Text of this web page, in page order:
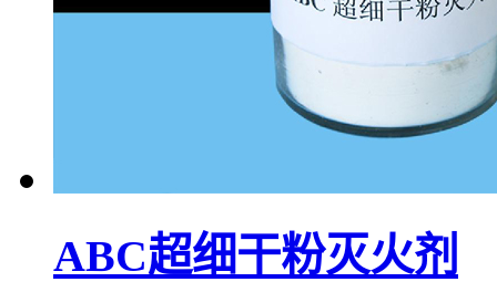
ABC超细干粉灭火剂